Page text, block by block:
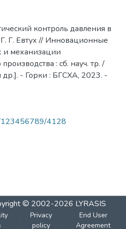
контроль давления в
Г. Евтух // Инновационные
и механизации
: сб. науч. тр. /
др.]. - Горки : БГСХА, 2023. -
123456789/4128
© 2002-2026 LYRASIS
Privacy
policy
End User
Agreement